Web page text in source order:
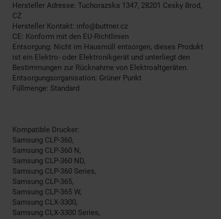
Hersteller Adresse: Tuchorazska 1347, 28201 Cesky Brod,
CZ
Hersteller Kontakt: info@buttner.cz
CE: Konform mit den EU-Richtlinien
Entsorgung: Nicht im Hausmüll entsorgen, dieses Produkt
ist ein Elektro- oder Elektronikgerät und unterliegt den
Bestimmungen zur Rücknahme von Elektroaltgeräten.
Entsorgungsorganisation: Grüner Punkt
Füllmenge: Standard
Kompatible Drucker:
Samsung CLP-360,
Samsung CLP-360 N,
Samsung CLP-360 ND,
Samsung CLP-360 Series,
Samsung CLP-365,
Samsung CLP-365 W,
Samsung CLX-3300,
Samsung CLX-3300 Series,